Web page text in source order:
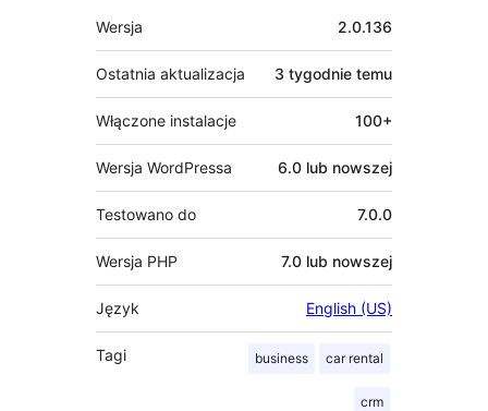
Meta
Wersja 2.0.136
Ostatnia aktualizacja 3 tygodnie temu
Włączone instalacje 100+
Wersja WordPressa 6.0 lub nowszej
Testowano do 7.0.0
Wersja PHP 7.0 lub nowszej
Język English (US)
Tagi business car rental
crm